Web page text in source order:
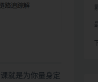
就是为你量身定